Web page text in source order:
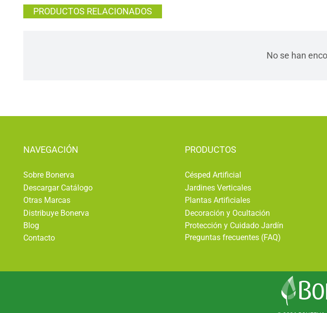
PRODUCTOS RELACIONADOS
No se han
NAVEGACIÓN
Sobre Bonerva
Descargar Catálogo
Otras Marcas
Distribuye Bonerva
Blog
Contacto
PRODUCTOS
Césped Artificial
Jardines Verticales
Plantas Artificiales
Decoración y Ocultación
Protección y Cuidado Jardín
Preguntas frecuentes (FAQ)